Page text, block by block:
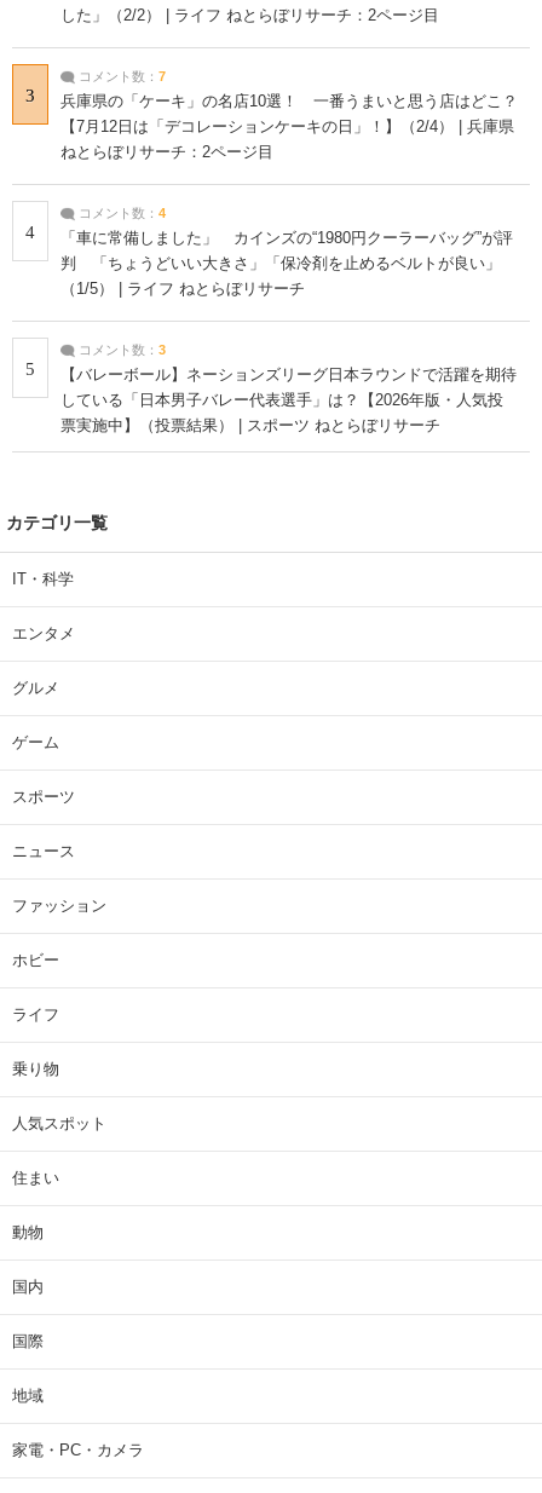
した」（2/2） | ライフ ねとらぼリサーチ：2ページ目
3
コメント数： 7
兵庫県の「ケーキ」の名店10選！ 一番うまいと思う店はどこ？
【7月12日は「デコレーションケーキの日」！】（2/4） | 兵庫県
ねとらぼリサーチ：2ページ目
4
コメント数： 4
「車に常備しました」 カインズの“1980円クーラーバッグ”が評
判 「ちょうどいい大きさ」「保冷剤を止めるベルトが良い」
（1/5） | ライフ ねとらぼリサーチ
5
コメント数： 3
【バレーボール】ネーションズリーグ日本ラウンドで活躍を期待
している「日本男子バレー代表選手」は？【2026年版・人気投
票実施中】（投票結果） | スポーツ ねとらぼリサーチ
カテゴリ一覧
IT・科学
エンタメ
グルメ
ゲーム
スポーツ
ニュース
ファッション
ホビー
ライフ
乗り物
人気スポット
住まい
動物
国内
国際
地域
家電・PC・カメラ